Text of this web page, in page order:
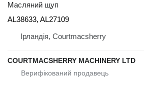
Масляний щуп
AL38633, AL27109
Ірландія, Courtmacsherry
COURTMACSHERRY MACHINERY LTD